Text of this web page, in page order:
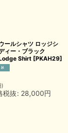
ールシャツ ロッジシ
ィー・ブラック
Shirt [PKAH29]
)
税抜: 28,000円